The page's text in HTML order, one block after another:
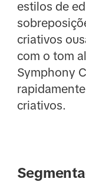
estilos de
criativos
com o tom
Symphony
criativos.